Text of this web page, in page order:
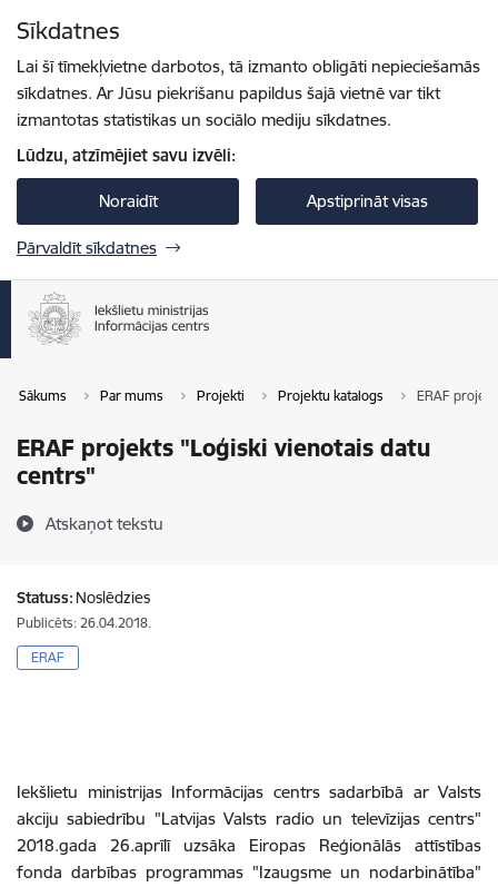
Sīkdatnes
Lai šī tīmekļvietne darbotos, tā izmanto obligāti nepieciešamās
sīkdatnes. Ar Jūsu piekrišanu papildus šajā vietnē var tikt
izmantotas statistikas un sociālo mediju sīkdatnes.
Lūdzu, atzīmējiet savu izvēli:
Noraidīt Apstiprināt visas
Pārvaldīt sīkdatnes
Sākums Par mums Projekti Projektu katalogs ERAF
ERAF projekts "Loģiski vienotais datu
centrs"
Atskaņot tekstu
Statuss: Noslēdzies
Publicēts: 26.04.2018.
ERAF
Iekšlietu ministrijas Informācijas centrs sadarbībā ar Valsts
akciju sabiedrību "Latvijas Valsts radio un televīzijas centrs"
2018.gada 26.aprīlī uzsāka Eiropas Reģionālās attīstības
fonda darbības programmas "Izaugsme un nodarbinātība"